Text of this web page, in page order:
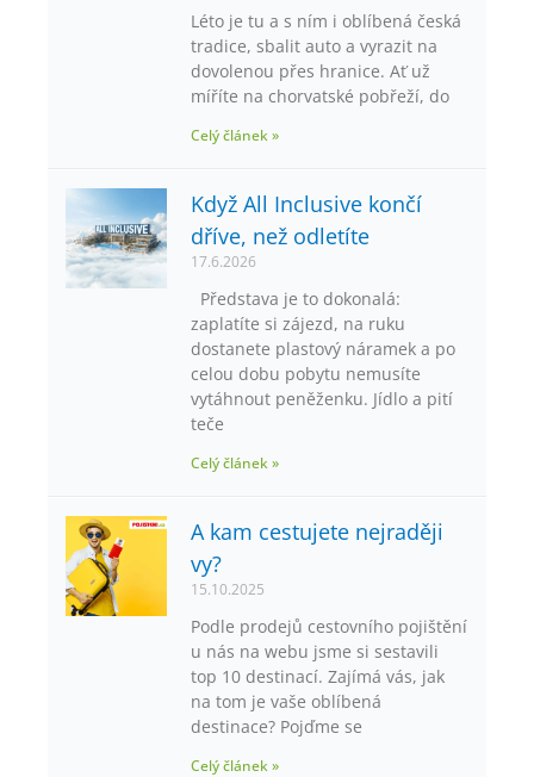
Léto je tu a s ním i oblíbená česká
tradice, sbalit auto a vyrazit na
dovolenou přes hranice. Ať už
míříte na chorvatské pobřeží, do
Celý článek »
Když All Inclusive končí
dříve, než odletíte
17.6.2026
Představa je to dokonalá:
zaplatíte si zájezd, na ruku
dostanete plastový náramek a po
celou dobu pobytu nemusíte
vytáhnout peněženku. Jídlo a pití
teče
Celý článek »
A kam cestujete nejraději
vy?
15.10.2025
Podle prodejů cestovního pojištění
u nás na webu jsme si sestavili
top 10 destinací. Zajímá vás, jak
na tom je vaše oblíbená
destinace? Pojďme se
Celý článek »